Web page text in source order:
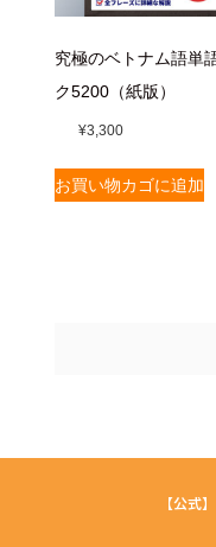
究極のベトナム語単
ク5200（紙版）
¥3,300
お買い物カゴに追加
【公式